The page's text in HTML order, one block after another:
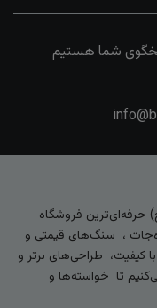
حرفه‌ای‌ترین فروشگاه
، سنگ‌های قیمتی و
کیفیت، طراحی‌های برتر و
تا خواسته‌ها و